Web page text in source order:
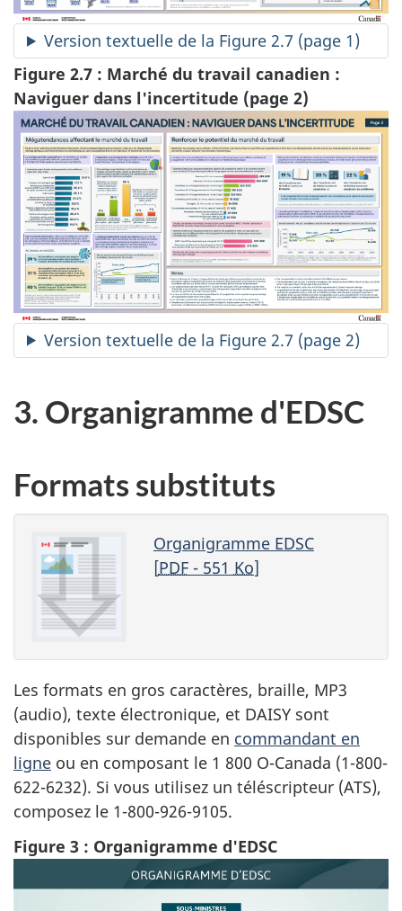
Version textuelle de la Figure 2.7 (page 1)
Figure 2.7 : Marché du travail canadien :
Naviguer dans l'incertitude (page 2)
Version textuelle de la Figure 2.7 (page 2)
3. Organigramme d'EDSC
Formats substituts
Organigramme EDSC
[PDF- 551 Ko]
Les formats en gros caractères, braille, MP3
(audio), texte électronique, et DAISY sont
disponibles sur demande en commandant en
ligne ou en composant le 1 800 O-Canada (1-800-
622-6232). Si vous utilisez un téléscripteur (ATS),
composez le 1-800-926-9105.
Figure 3 : Organigramme d'EDSC